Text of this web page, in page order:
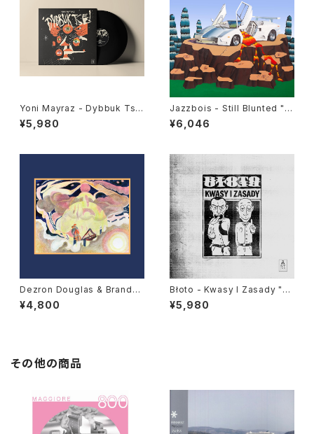
Yoni Mayraz - Dybbuk Tse!
"LP"
¥5,980
Jazzbois - Still Blunted "L
P"
¥6,046
Dezron Douglas & Brande
e Younger - Force Majeure
"LP"
¥4,800
Błoto - Kwasy I Zasady "L
P"
¥5,980
その他の商品